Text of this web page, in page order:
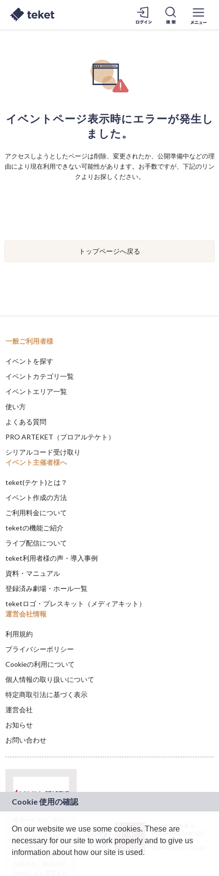
イベントページ表示時にエラーが発生し
ました。
アクセスしようとしたページは削除、変更されたか、公開準備中などの理
由により現在利用できない可能性があります。お手数ですが、下記のリン
クよりお探しください。
トップページへ戻る
一般ご利用者様
イベントを探す
イベントカテゴリ一覧
イベントエリア一覧
使い方
よくある質問
PRO ARTEKET（プロアルテケト）
シリアルコード受け取り
イベント主催者様へ
teket(テケト)とは？
イベント作成の方法
ご利用料金について
teketの機能ご紹介
ライブ配信について
teket利用者様の声・導入事例
資料・マニュアル
登録済み劇場・ホール一覧
teketロゴ・プレスキット（メディアキット）
運営会社情報
利用規約
プライバシーポリシー
Cookieの利用について
個人情報の取り扱いについて
特定商取引法に基づく表示
運営会社
お知らせ
お問い合わせ
ドコモグループの新
規事業創出プログラ
ム「docomo
STARTUP」を通じて
JASRAC許諾番号：
9024936001Y45037
JASRAC許諾番号：
On our website we use some cookies. These are
necessary for our site to work properly and to give us
information about how our site is used.